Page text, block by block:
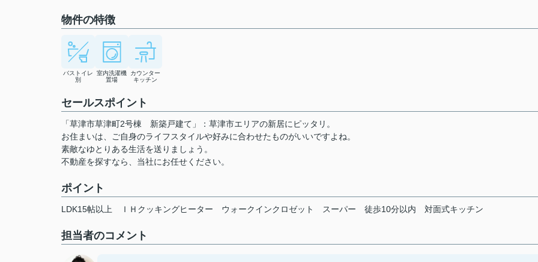
物件の特徴
バストイレ
別
室内洗濯機
置場
カウンター
キッチン
セールスポイント
「草津市草津町2号棟 新築戸建て」：草津市エリアの新居にピッタリ。
お住まいは、ご自身のライフスタイルや好みに合わせたものがいいですよね。
素敵なゆとりある生活を送りましょう。
不動産を探すなら、当社にお任せください。
ポイント
LDK15帖以上 ＩＨクッキングヒーター ウォークインクロゼット スーパー 徒歩10分以内 対面式キッチン
担当者のコメント